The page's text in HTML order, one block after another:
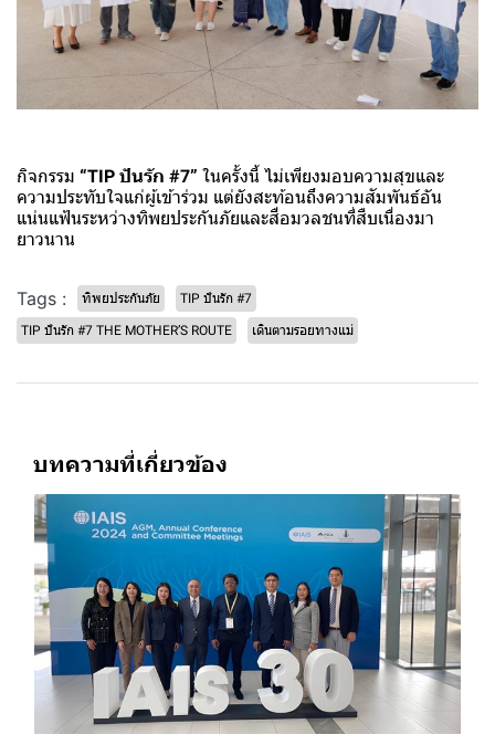
กิจกรรม “TIP ปันรัก #7” ในครั้งนี้ ไม่เพียงมอบความสุขและ
ความประทับใจแก่ผู้เข้าร่วม แต่ยังสะท้อนถึงความสัมพันธ์อัน
แน่นแฟ้นระหว่างทิพยประกันภัยและสื่อมวลชนที่สืบเนื่องมา
ยาวนาน
Tags : ทิพยประกันภัย TIP ปันรัก #7
TIP ปันรัก #7 THE MOTHER’S ROUTE เดินตามรอยทางแม่
บทความที่เกี่ยวข้อง